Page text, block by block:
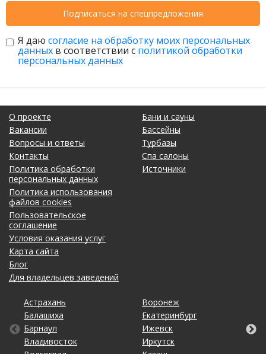
Подписаться на спецпредложения
Я даю согласие на обработку моих персональных
данных в соответствии с политикой обработки
персональных данных
О проекте
Вакансии
Вопросы и ответы
Контакты
Политика обработки
персональных данных
Политика использования
файлов cookies
Пользовательское
соглашение
Условия оказания услуг
Карта сайта
Блог
Для владельцев заведений
Бани и сауны
Бассейны
Турбазы
Спа салоны
Источники
Астрахань
Балашиха
Барнаул
Владивосток
Воронеж
Екатеринбург
Ижевск
Иркутск
Калининград
Кемерово
Киров
Краснодар
Липецк
Махачкала
Москва
Набережные Челны
Новосибирск
Омск
Оренбург
Пенза
Ростов-на-Дону
Рязань
Самара
Санкт-Петербург
Ставрополь
Тольятти
Томск
Тула
Ульяновск
Уфа
Хабаровск
Чебоксары
Ярославль